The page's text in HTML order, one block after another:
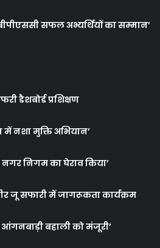
सफल अभ्यर्थियों का सम्मान’
डैशबोर्ड प्रशिक्षण
नशा मुक्ति अभियान’
निगम का घेराव किया’
जू सफारी में जागरूकता कार्यक्रम
बहाली को मंजूरी’